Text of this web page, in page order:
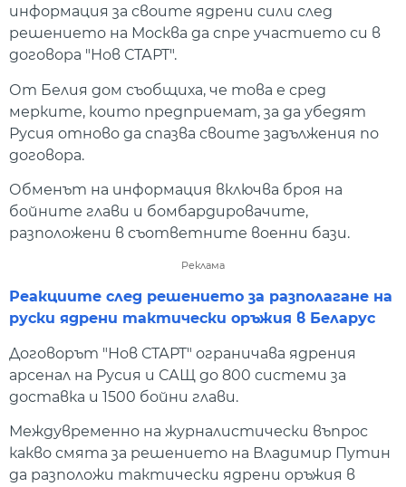
информация за своите ядрени сили след
решението на Москва да спре участието си в
договора "Нов СТАРТ".
От Белия дом съобщиха, че това е сред
мерките, които предприемат, за да убедят
Русия отново да спазва своите задължения по
договора.
Обменът на информация включва броя на
бойните глави и бомбардировачите,
разположени в съответните военни бази.
Реклама
Реакциите след решението за разполагане на
руски ядрени тактически оръжия в Беларус
Договорът "Нов СТАРТ" ограничава ядрения
арсенал на Русия и САЩ до 800 системи за
доставка и 1500 бойни глави.
Междувременно на журналистически въпрос
какво смята за решението на Владимир Путин
да разположи тактически ядрени оръжия в